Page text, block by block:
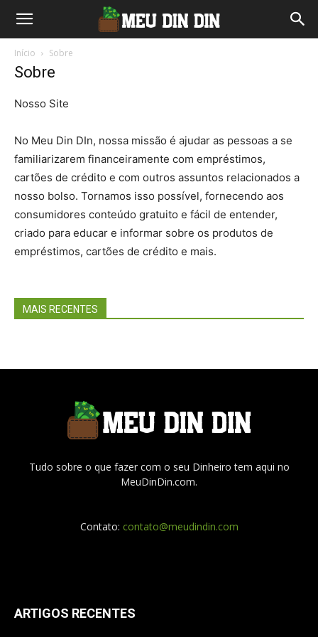
Início Sobre
Sobre
Nosso Site
No Meu Din DIn, nossa missão é ajudar as pessoas a se
familiarizarem financeiramente com empréstimos,
cartões de crédito e com outros assuntos relacionados a
nosso bolso. Tornamos isso possível, fornecendo aos
consumidores conteúdo gratuito e fácil de entender,
criado para educar e informar sobre os produtos de
empréstimos, cartões de crédito e mais.
MAIS RECENTES
Tudo sobre o que fazer com o seu Dinheiro tem aqui no
MeuDinDin.com.
Contato: contato@meudindin.com
ARTIGOS RECENTES